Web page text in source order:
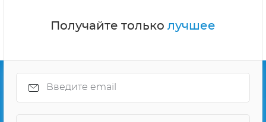
Получайте только лучшее